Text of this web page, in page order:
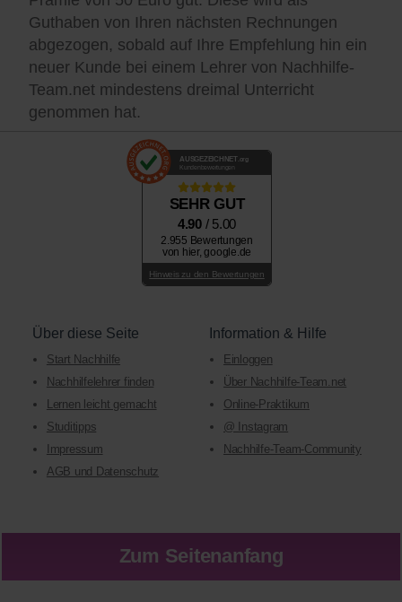
Guthaben von Ihren nächsten Rechnungen
abgezogen, sobald auf Ihre Empfehlung hin ein
neuer Kunde bei einem Lehrer von Nachhilfe-
Team.net mindestens dreimal Unterricht
genommen hat.
AUSGEZEICHNET .org
Kundenbewertungen
SEHR GUT
4.90 / 5.00
2.955 Bewertungen
von hier, google.de
Hinweis zu den Bewertungen
Über diese Seite
Start Nachhilfe
Nachhilfelehrer finden
Lernen leicht gemacht
Studitipps
Impressum
AGB und Datenschutz
Information & Hilfe
Einloggen
Über Nachhilfe-Team.net
Online-Praktikum
@ Instagram
Nachhilfe-Team-Community
Zum Seitenanfang